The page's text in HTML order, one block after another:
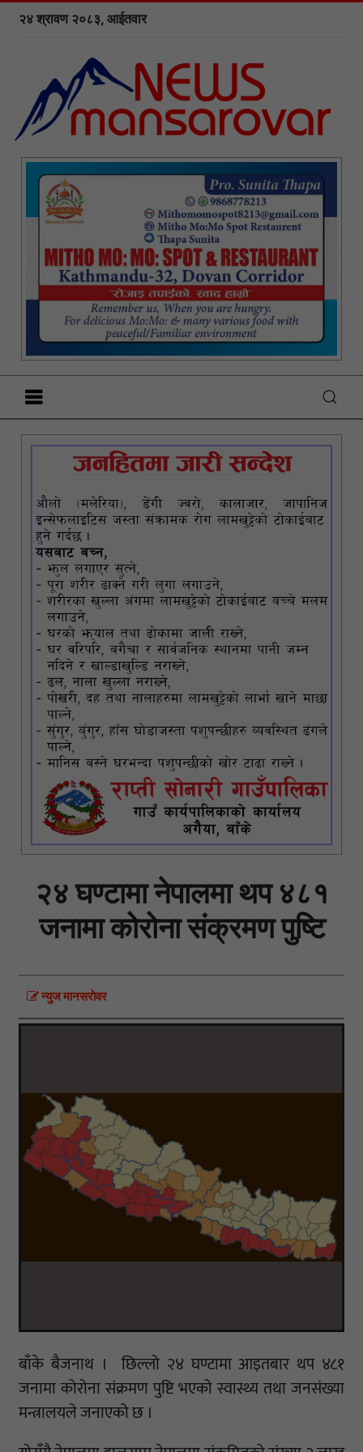
२४ श्रावण २०८३, आईतवार
२४ घण्टामा नेपालमा थप ४८१
जनामा कोरोना संक्रमण पुष्टि
न्युज मानसराेवर
बाँके बैजनाथ । छिल्लो २४ घण्टामा आइतबार थप ४८१
जनामा कोरोना संक्रमण पुष्टि भएको स्वास्थ्य तथा जनसंख्या
मन्त्रालयले जनाएको छ ।